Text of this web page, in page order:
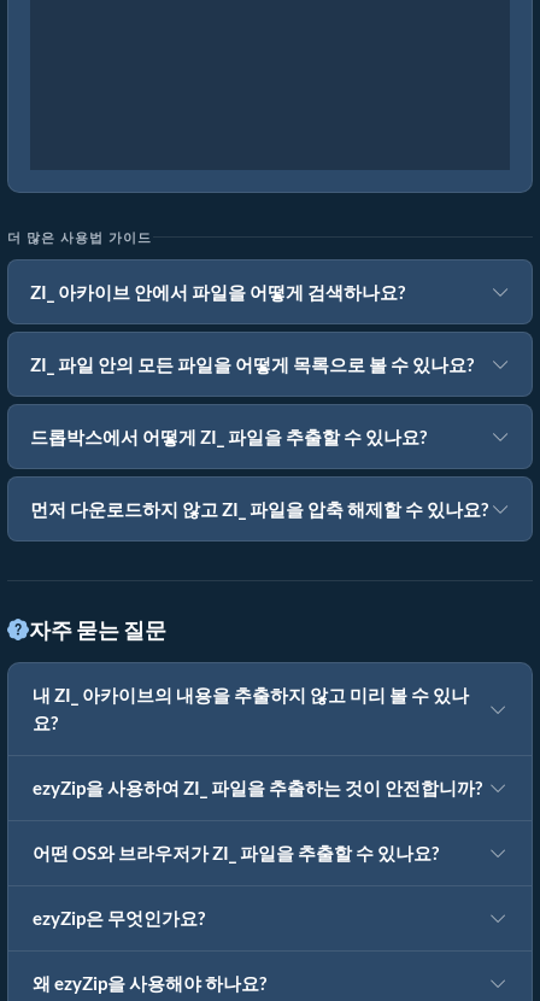
더 많은 사용법 가이드
ZI_ 아카이브 안에서 파일을 어떻게 검색하나요?
ZI_ 파일 안의 모든 파일을 어떻게 목록으로 볼 수 있나요?
드롭박스에서 어떻게 ZI_ 파일을 추출할 수 있나요?
먼저 다운로드하지 않고 ZI_ 파일을 압축 해제할 수 있나요?
자주 묻는 질문
내 ZI_ 아카이브의 내용을 추출하지 않고 미리 볼 수 있나
요?
ezyZip을 사용하여 ZI_ 파일을 추출하는 것이 안전합니까?
어떤 OS와 브라우저가 ZI_ 파일을 추출할 수 있나요?
ezyZip은 무엇인가요?
왜 ezyZip을 사용해야 하나요?